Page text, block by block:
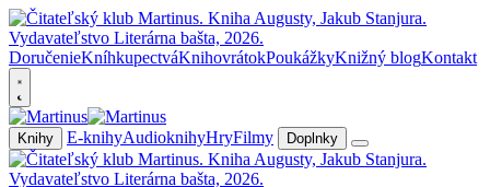
DoručenieKníhkupectváKnihovrátokPoukážkyKnižný blogKontakt
Knihy E-knihyAudioknihyHryFilmy Doplnky